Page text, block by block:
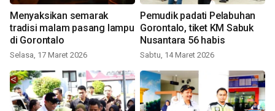
Menyaksikan semarak
tradisi malam pasang lampu
di Gorontalo
Selasa, 17 Maret 2026
Pemudik padati Pelabuhan
Gorontalo, tiket KM Sabuk
Nusantara 56 habis
Sabtu, 14 Maret 2026